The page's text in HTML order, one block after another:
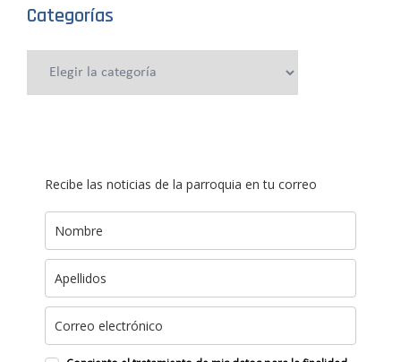
Categorías
Recibe las noticias de la parroquia en tu correo